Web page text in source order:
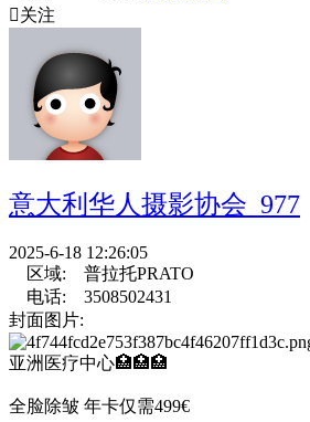
关注
意大利华人摄影协会_977
2025-6-18 12:26:05
区域:
普拉托PRATO
电话:
3508502431
封面图片:
亚洲医疗中心🏥🏥🏥
全脸除皱 年卡仅需499€